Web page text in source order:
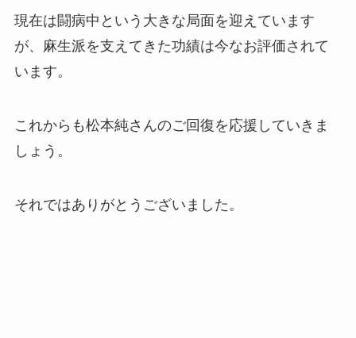
現在は闘病中という大きな局面を迎えています
が、麻生派を支えてきた功績は今なお評価されて
います。
これからも松本純さんのご回復を応援していきま
しょう。
それではありがとうございました。